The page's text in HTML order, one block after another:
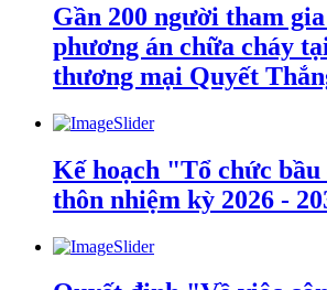
Gần 200 người tham
phương án chữa cháy
thương mại Quyết
Kế hoạch "Tổ chức
thôn nhiệm kỳ 2026 -